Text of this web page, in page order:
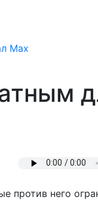
против него